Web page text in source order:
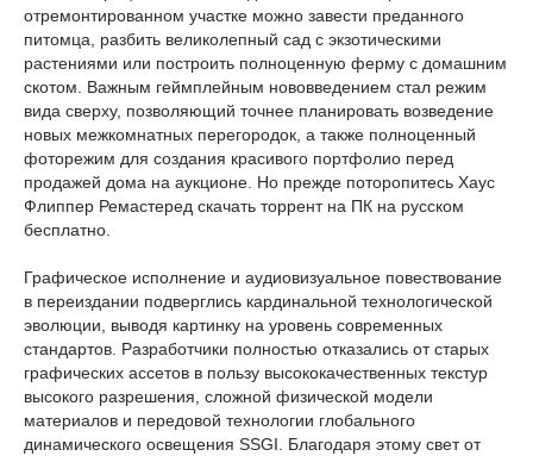
отремонтированном участке можно завести преданного
питомца, разбить великолепный сад с экзотическими
растениями или построить полноценную ферму с домашним
скотом. Важным геймплейным нововведением стал режим
вида сверху, позволяющий точнее планировать возведение
новых межкомнатных перегородок, а также полноценный
фоторежим для создания красивого портфолио перед
продажей дома на аукционе. Но прежде поторопитесь Хаус
Флиппер Ремастеред скачать торрент на ПК на русском
бесплатно.
Графическое исполнение и аудиовизуальное повествование
в переиздании подверглись кардинальной технологической
эволюции, выводя картинку на уровень современных
стандартов. Разработчики полностью отказались от старых
графических ассетов в пользу высококачественных текстур
высокого разрешения, сложной физической модели
материалов и передовой технологии глобального
динамического освещения SSGI. Благодаря этому свет от